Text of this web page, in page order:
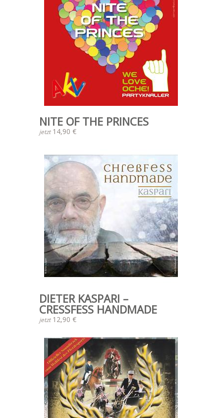
NITE OF THE PRINCES
jetzt14,90 €
DIETER KASPARI –
CRESSFESS HANDMADE
jetzt12,90 €